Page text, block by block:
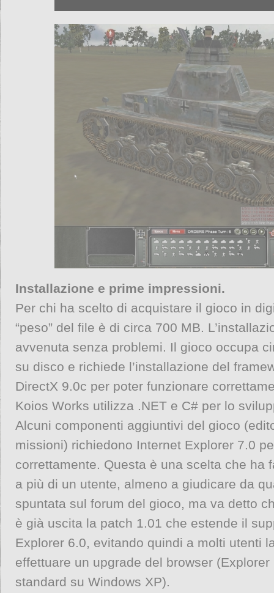
Installazione e prime impressioni.
Per chi ha scelto di acquistare il gioco in
“peso” del file è di circa 700 MB.
avvenuta senza problemi. Il gioco occupa
su disco e richiede l’installazione del
DirectX 9.0c per poter funzionare
Koios Works utilizza .NET e C# per lo
Alcuni componenti aggiuntivi del gioco
missioni) richiedono Internet Explorer 7.0
correttamente. Questa è una scelta che ha
a più di un utente, almeno a giudicare da
spuntata sul forum del gioco, ma va detto
è già uscita la patch 1.01 che estende il
Explorer 6.0, evitando quindi a molti utenti
effettuare un upgrade del browser
standard su Windows XP).